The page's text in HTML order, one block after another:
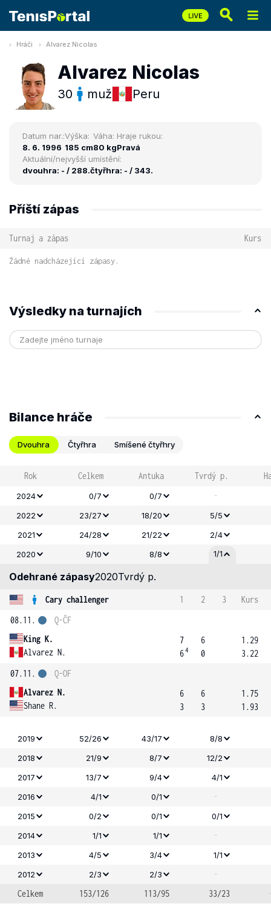
Hráči Alvarez Nicolas
Alvarez Nicolas
30 muž Peru
Datum nar.:
8. 6. 1996
Výška:
185 cm
Váha:
80 kg
Hraje rukou:
Pravá
Aktuální/nejvyšší umístění:
dvouhra: - / 288.čtyřhra: - / 343.
Příští zápas
Turnaj a zápas Kurs
Žádné nadcházející zápasy.
Výsledky na turnajích
Bilance hráče
Dvouhra Čtyřhra Smíšené čtyřhry
Rok Celkem Antuka Tvrdý p.
2024 0/7 0/7 -
2022 23/27 18/20
5/5
2021
24/28 21/22
2/4
2020
9/10 8/8 1/1
Odehrané zápasy2020Tvrdý p.
Cary challenger 1 2 3
Kurs
08.11.
King K.
Alvarez N.
Q-ČF
7
64
6
0
1.29
3.22
07.11.
Alvarez N.
Shane R.
Q-OF
6
3
6
3
1.75
1.93
2019 52/26 43/17
8/8
2018
21/9 8/7
12/2
2017
13/7 9/4
4/1
2016
4/1 0/1 -
2015 0/2 0/1
0/1
2014
1/1 1/1 -
2013 4/5 3/4
1/1
2012
2/3 2/3
-
Celkem
153/126 113/95 33/23